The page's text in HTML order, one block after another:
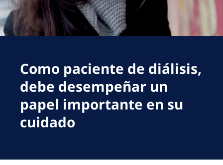
Romania
Russia
Slovakia
Slovenia
Spain
Sweden
United Kingdom
Como paciente de diálisis,
debe desempeñar un
papel importante en su
cuidado